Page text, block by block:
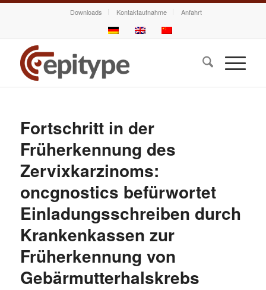
Downloads Kontaktaufnahme Anfahrt
Fortschritt in der
Früherkennung des
Zervixkarzinoms:
oncgnostics befürwortet
Einladungsschreiben durch
Krankenkassen zur
Früherkennung von
Gebärmutterhalskrebs